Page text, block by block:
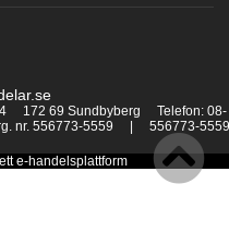
172 69 Sundbyberg Telefon: 08-
nr. 556773-5559 | 556773-5559
e-handelsplattform